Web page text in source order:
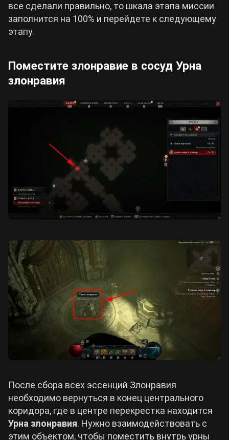
все сделали правильно, то шкала этапа миссии
заполнится на 100% и перейдете к следующему
этапу.
Поместите злонравие в сосуд Урна
злонравия
После сбора всех эссенций Злонравия
необходимо вернуться в конец центрального
коридора, где в центре перекрестка находится
Урна злонравия. Нужно взаимодействовать с
этим объектом, чтобы поместить внутрь урны